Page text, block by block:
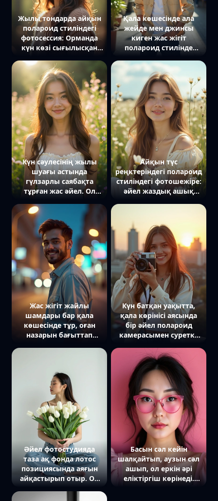
Жылы тондарда айқын
полароид стиліндегі
фотосессия: Орманда
күн көзі сығылысқан
мен кең шляпа киіп,
камераға қарап күліп
тұр. Жапырақтардың
арасынан түскен жарық
оның бетіне жұмсақ
көлеңке түсіруде. Оның
көңілді көзқарасы
композицияға жылы
және табиғи атмосфера
береді.
Қала көшесінде ала
жейде мен джинсы
киген жас жігіт
полароид стилінде
фотоаппаратқа
күлімдеп қарап тұр,
артында күн сәулесі
қала ғимараттарына
түсіп тұр. Жасыл
өсімдіктер мен кафелер
көрінісі.
Күн сәулесінің жылы
шуағы астында
гүлзарлы саябақта
тұрған жас әйел. Ол
киіп, камераға тіке
қарап, нәзік жымиып
тұр. Артында гүлдер
мен жасыл-желек
үйлесімді көрінеді,
полароид стилі ескере
отырып.
Айқын түс
реңктеріндегі полароид
стиліндегі фотошежіре:
әйел жаздық ашық
отыр. Камераға қараған
көзі, жарқын
күлімсіреу, күн
сәулесінің жұмсақ әсері.
Артында жеңіл
бұлттары бар ашық көк
аспан көрінеді.
Жас жігіт жайлы
шамдары бар қала
көшесінде тұр, оған
назарын бағыттап
киіп, заманауи
атмосфераны білдіреді.
Артқы фонды полароид
фотосуретінің жұмсақ
түстері безендіріп тұр.
Күн батқан уақытта,
қала көрінісі аясында
бір әйел полароид
камерасымен суретке
ашық түсті жейде мен
джинс шалбары. Әйел
күлімсіреп, камераға
қарап тұр, артында
ашық аспан мен биік
ғимараттардың
силуэттері көрінеді.
Жұмсақ жарық
атмосфераға жылы әсер
береді.
Әйел фотостудияда
таза ақ фонда лотос
позициясында аяғын
айқастырып отыр. Ол
Басын сәл кейін
шалқайтып, аузын сәл
ашып, ол еркін әрі
еліктіргіш көрінеді.